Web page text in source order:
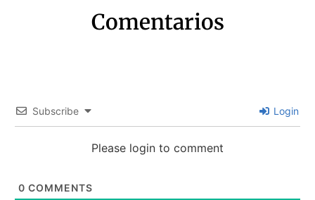
Comentarios
Subscribe Login
Please login to comment
0 COMMENTS